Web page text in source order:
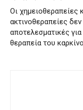
Οι χημειοθεραπείες
ακτινοθεραπείες δεν
αποτελεσματικές για
θεραπεία του